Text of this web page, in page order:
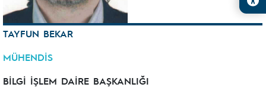
TAYFUN BEKAR
MÜHENDİS
BİLGİ İŞLEM DAİRE BAŞKANLIĞI